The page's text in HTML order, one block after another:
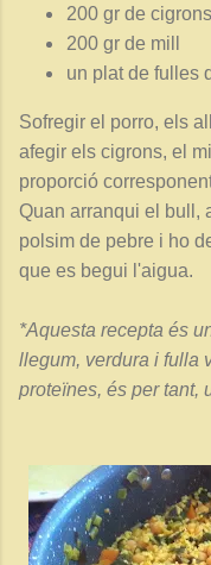
200 gr de
200 gr de mill
un plat de fulles
Sofregir el porro, els
afegir els cigrons, el
proporció
Quan arranqui el bull,
polsim de pebre i ho
que es begui l'aigua.
*Aquesta recepta és
llegum, verdura i fulla
proteïnes, és per tant,